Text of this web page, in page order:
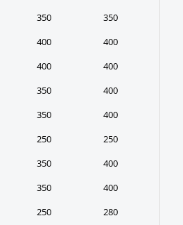
350 350
400 400
400 400
350 400
350 400
250 250
350 400
350 400
250 280